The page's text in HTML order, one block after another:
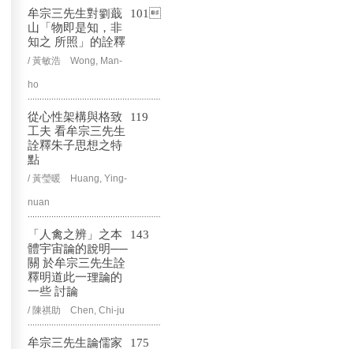
牟宗三先生對劉蕺
山「物即是知，非
知之 所照」的詮釋
/ 黃敏浩 Wong, Man-
ho
101
從心性架構與格致
工夫 看牟宗三先生
詮釋朱子思想之特
點
/ 黃瑩暖 Huang, Ying-
nuan
119
「人禽之辨」之本
體宇宙論的說明──
關 於牟宗三先生詮
釋明道此一理論的
一些 討論
/ 陳祺助 Chen, Chi-ju
143
牟宗三先生論儒家 175